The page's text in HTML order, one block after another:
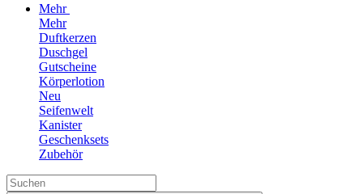
Mehr
Mehr
Duftkerzen
Duschgel
Gutscheine
Körperlotion
Neu
Seifenwelt
Kanister
Geschenksets
Zubehör